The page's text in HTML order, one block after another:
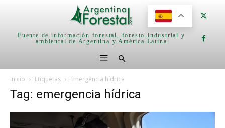
Fuente de información forestal, foresto-industrial y
ambiental de Argentina y América Latina
Inicio Etiquetas Emergencia hídrica
Tag: emergencia hídrica